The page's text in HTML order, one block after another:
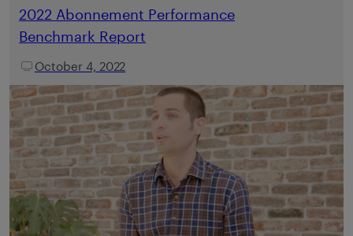
2022 Abonnement Performance
Benchmark Report
October 4, 2022